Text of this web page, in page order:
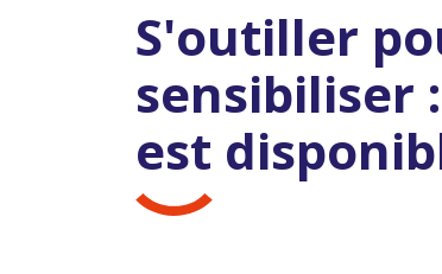
S'outiller
sensibiliser
est